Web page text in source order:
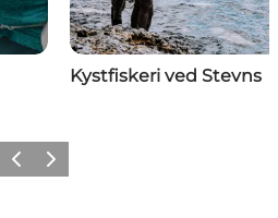
Kystfiskeri ved Stevns
ForrigeNæste